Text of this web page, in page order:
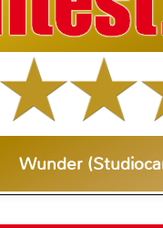
Wunder